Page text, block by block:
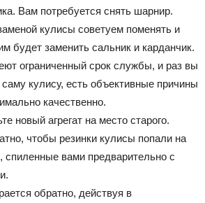
Вам потребуется снять шарнир.
кулисы советуем поменять и
будет заменить сальник и карданчик.
ограниченный срок службы, и раз вы
кулису, есть объективные причины
качественно.
новый агрегат на место старого.
чтобы резинки кулисы попали на
спиленные вами предварительно с
обратно, действуя в